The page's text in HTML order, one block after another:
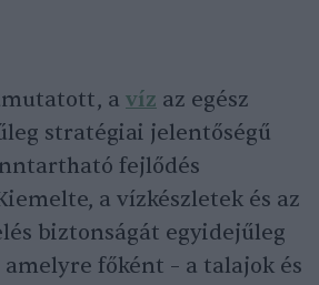
a víz az egész
stratégiai jelentőségű
fejlődés
a vízkészletek és az
biztonságát egyidejűleg
főként – a talajok és